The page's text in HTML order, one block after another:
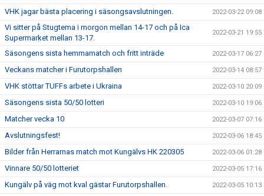
VHK jagar bästa placering i säsongsavslutningen. 2022-03-22 09:08
Vi sitter på Stugtema i morgon mellan 14-17 och på Ica
Supermarket mellan 13-17.
2022-03-21 19:55
Säsongens sista hemmamatch och fritt inträde 2022-03-17 06:27
Veckans matcher i Furutorpshallen 2022-03-14 08:57
VHK stöttar TUFFs arbete i Ukraina 2022-03-10 20:09
Säsongens sista 50/50 lotteri 2022-03-10 19:06
Matcher vecka 10 2022-03-07 07:16
Avslutningsfest! 2022-03-06 18:45
Bilder från Herrarnas match mot Kungälvs HK 220305 2022-03-06 01:28
Vinnare 50/50 lotteriet 2022-03-05 17:16
Kungälv på väg mot kval gästar Furutorpshallen. 2022-03-05 10:13